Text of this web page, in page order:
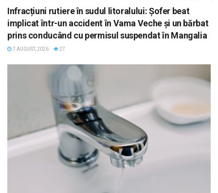
Infracțiuni rutiere în sudul litoralului: Șofer beat
implicat într-un accident în Vama Veche și un bărbat
prins conducând cu permisul suspendat în Mangalia
7 AUGUST, 2026 27